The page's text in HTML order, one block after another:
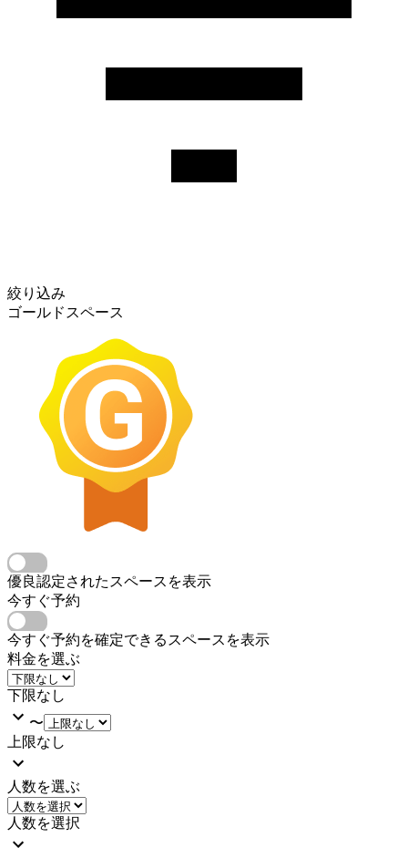
絞り込み
ゴールドスペース
優良認定されたスペースを表示
今すぐ予約
今すぐ予約を確定できるスペースを表示
料金を選ぶ
下限なし
〜
上限なし
人数を選ぶ
人数を選択